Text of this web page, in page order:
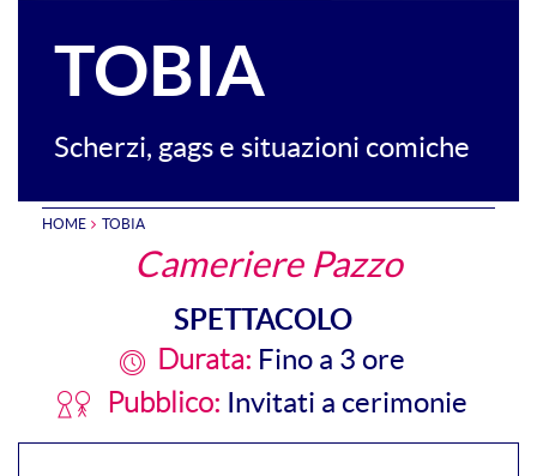
TOBIA
Scherzi, gags e situazioni comiche
HOME TOBIA
Cameriere Pazzo
SPETTACOLO
Durata: Fino a 3 ore
Pubblico: Invitati a cerimonie